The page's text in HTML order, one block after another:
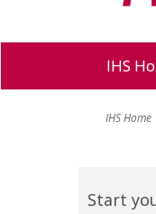
IHS
IHS Home
Start